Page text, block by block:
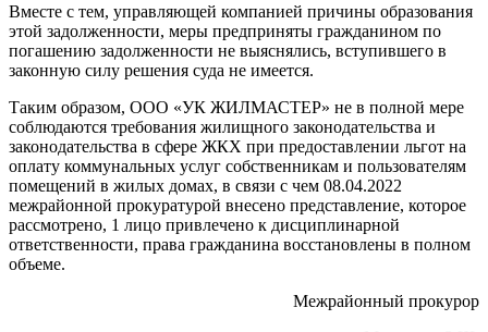
Вместе с тем, управляющей компанией причины образования
этой задолженности, меры предприняты гражданином по
погашению задолженности не выяснялись, вступившего в
законную силу решения суда не имеется.
Таким образом, ООО «УК ЖИЛМАСТЕР» не в полной мере
соблюдаются требования жилищного законодательства и
законодательства в сфере ЖКХ при предоставлении льгот на
оплату коммунальных услуг собственникам и пользователям
помещений в жилых домах, в связи с чем 08.04.2022
межрайонной прокуратурой внесено представление, которое
рассмотрено, 1 лицо привлечено к дисциплинарной
ответственности, права гражданина восстановлены в полном
объеме.
Межрайонный прокурор